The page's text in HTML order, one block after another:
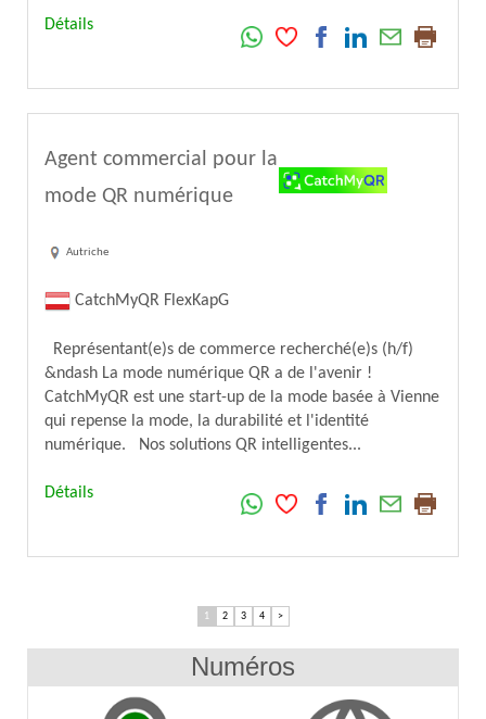
Détails
Agent commercial pour la
mode QR numérique
Autriche
CatchMyQR FlexKapG
Représentant(e)s de commerce recherché(e)s (h/f)
&ndash La mode numérique QR a de l'avenir !
CatchMyQR est une start-up de la mode basée à Vienne
qui repense la mode, la durabilité et l'identité
numérique. Nos solutions QR intelligentes...
Détails
1 2 3 4 >
Numéros